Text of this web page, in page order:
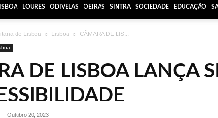
LOURES ODIVELAS OEIRAS SINTRA SOCIEDADE EDUCAÇÃO
de Lisboa Lisboa CÂMARA DE LIS...
DE LISBOA LANÇA
- Outubro 20, 2023